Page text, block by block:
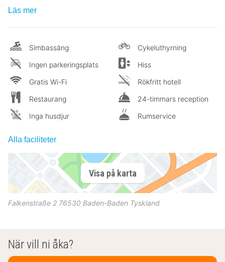
Läs mer
Simbassäng
Ingen parkeringsplats
Gratis Wi-Fi
Restaurang
Inga husdjur
Cykeluthyrning
Hiss
Rökfritt hotell
24-timmars reception
Rumservice
Alla faciliteter
Visa på karta
Falkenstraße 2 76530 Baden-Baden Tyskland
När vill ni åka?